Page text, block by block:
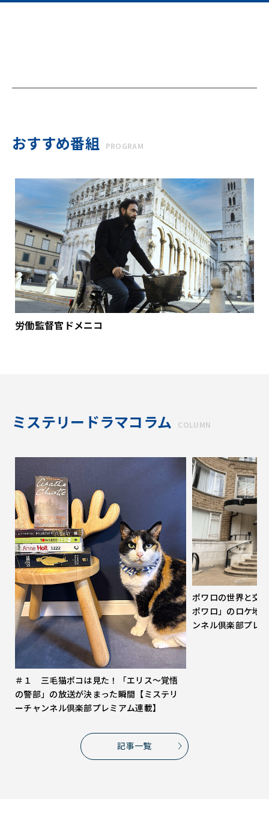
おすすめ番組 PROGRAM
労働監督官ドメニコ
ミステリードラマコラム COLUMN
＃１ 三毛猫ポコは見た！「エリス～覚悟
の警部」の放送が決まった瞬間【ミステリ
ーチャンネル倶楽部プレミアム連載】
ポワロの世界と交
ポワロ」のロケ地
ンネル倶楽部プレ
記事一覧